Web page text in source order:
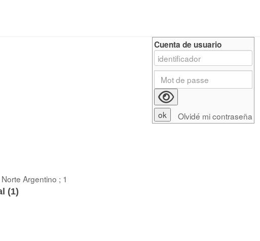
Argentino ; 1
(1)
Cuenta de usuario
Olvidé mi contraseña